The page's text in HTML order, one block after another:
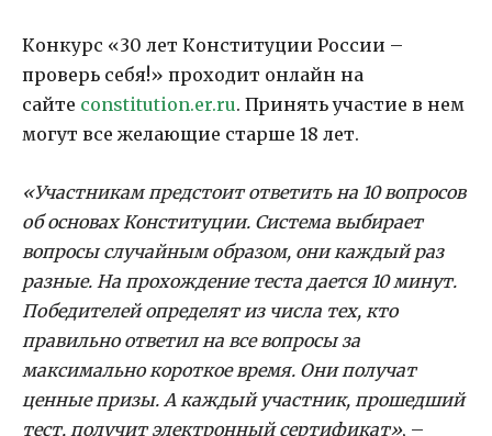
Конкурс «30 лет Конституции России –
проверь себя!» проходит онлайн на
сайте constitution.er.ru. Принять участие в нем
могут все желающие старше 18 лет.
«Участникам предстоит ответить на 10 вопросов
об основах Конституции. Система выбирает
вопросы случайным образом, они каждый раз
разные. На прохождение теста дается 10 минут.
Победителей определят из числа тех, кто
правильно ответил на все вопросы за
максимально короткое время. Они получат
ценные призы. А каждый участник, прошедший
тест, получит электронный сертификат», –